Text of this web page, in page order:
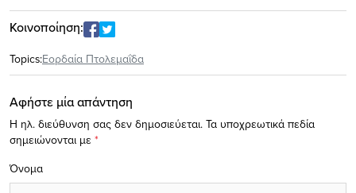
Κοινοποίηση:
Topics:Εορδαία Πτολεμαΐδα
Αφήστε μία απάντηση
Η ηλ. διεύθυνση σας δεν δημοσιεύεται. Τα υποχρεωτικά πεδία
σημειώνονται με *
Όνομα